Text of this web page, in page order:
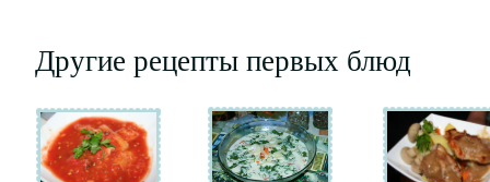
Другие рецепты первых блюд